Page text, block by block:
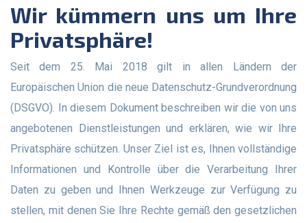
Wir kümmern uns um Ihre
Privatsphäre!
Seit dem 25. Mai 2018 gilt in allen Ländern der
Europäischen Union die neue Datenschutz-Grundverordnung
(DSGVO). In diesem Dokument beschreiben wir die von uns
angebotenen Dienstleistungen und erklären, wie wir Ihre
Privatsphäre schützen. Unser Ziel ist es, Ihnen vollständige
Informationen und Kontrolle über die Verarbeitung Ihrer
Daten zu geben und Ihnen Werkzeuge zur Verfügung zu
stellen, mit denen Sie Ihre Rechte gemäß den gesetzlichen